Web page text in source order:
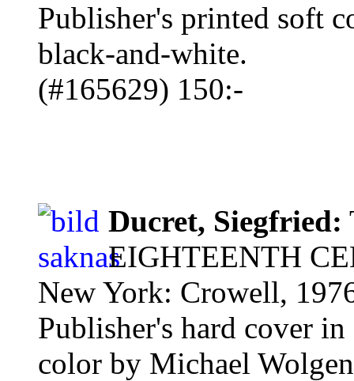
Publisher's printed soft
black-and-white.
(#165629) 150:-
Ducret, Siegfried:
EIGHTEENTH
New York: Crowell,
Publisher's hard cover
color by Michael